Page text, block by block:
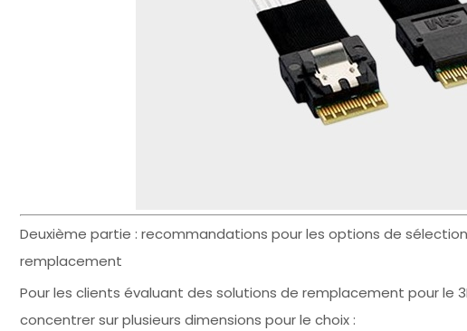
Deuxième partie : recommandations pour les options de
remplacement
Pour les clients évaluant des solutions de remplacement pour le
concentrer sur plusieurs dimensions pour le choix :